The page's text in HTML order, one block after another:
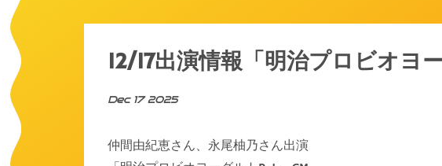
12/17出演情報「明治プロビオヨ
Dec 17 2025
仲間由紀恵さん、永尾柚乃さん出演